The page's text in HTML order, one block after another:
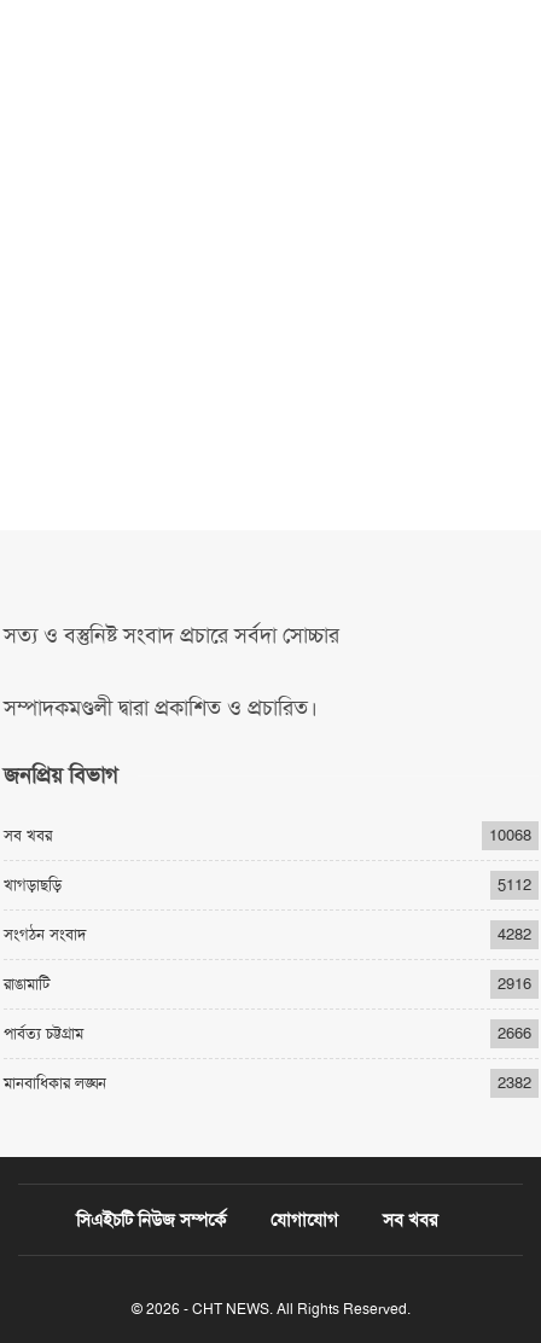
সত্য ও বস্তুনিষ্ট সংবাদ প্রচারে সর্বদা সোচ্চার
সম্পাদকমণ্ডলী দ্বারা প্রকাশিত ও প্রচারিত।
জনপ্রিয় বিভাগ
সব খবর 10068
খাগড়াছড়ি 5112
সংগঠন সংবাদ 4282
রাঙামাটি 2916
পার্বত্য চট্টগ্রাম 2666
মানবাধিকার লঙ্ঘন 2382
সিএইচটি নিউজ সম্পর্কে যোগাযোগ সব খবর
© 2026 - CHT NEWS. All Rights Reserved.